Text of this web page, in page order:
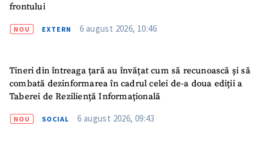
frontului
NOU EXTERN 6 august 2026, 10:46
Tineri din întreaga țară au învățat cum să recunoască și să
combată dezinformarea în cadrul celei de-a doua ediții a
Taberei de Reziliență Informațională
NOU SOCIAL 6 august 2026, 09:43